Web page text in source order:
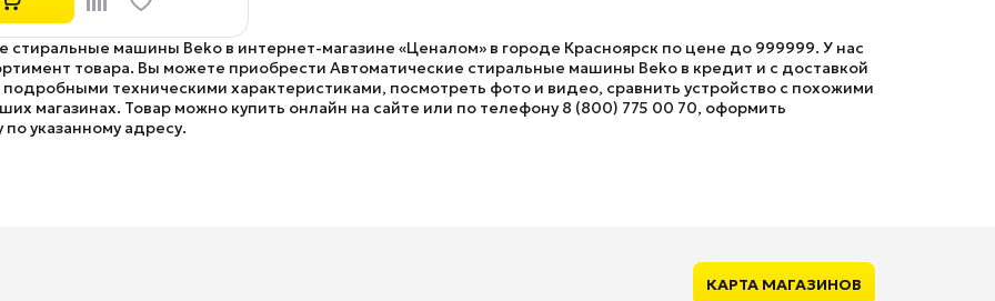
стиральные машины Beko в интернет-магазине «Ценалом» в городе Красноярск по цене до 999999. У нас
товара. Вы можете приобрести Автоматические стиральные машины Beko в кредит и с доставкой
подробными техническими характеристиками, посмотреть фото и видео, сравнить устройство с похожими
магазинах. Товар можно купить онлайн на сайте или по телефону 8 (800) 775 00 70, оформить
по указанному адресу.
КАРТА МАГАЗИНОВ